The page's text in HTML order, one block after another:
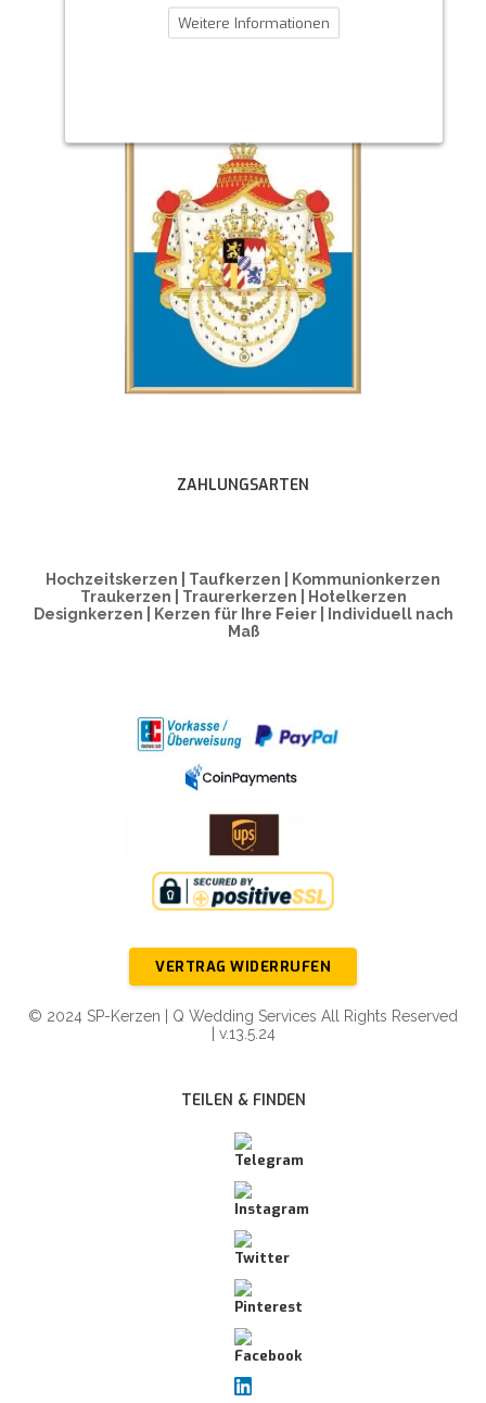
ZAHLUNGSARTEN
Hochzeitskerzen | Taufkerzen | Kommunionkerzen
Traukerzen | Traurerkerzen | Hotelkerzen
Designkerzen | Kerzen für Ihre Feier | Individuell nach
Maß
VERTRAG WIDERRUFEN
© 2024 SP-Kerzen | Q Wedding Services All Rights Reserved
| v.13.5.24
TEILEN & FINDEN
Weitere Informationen